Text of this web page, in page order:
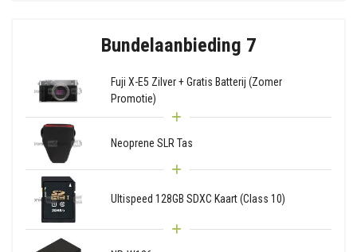
Bundelaanbieding 7
Fuji X-E5 Zilver + Gratis Batterij (Zomer
Promotie)
Neoprene SLR Tas
Ultispeed 128GB SDXC Kaart (Class 10)